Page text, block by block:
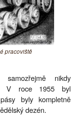
pracoviště
nikdy
V roce 1955 byl
byly kompletně
dezén.